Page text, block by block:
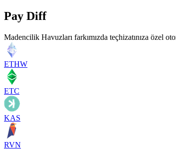
Pay Diff
Madencilik Havuzları farkımızda teçhizatınıza özel
ETHW
ETC
KAS
RVN